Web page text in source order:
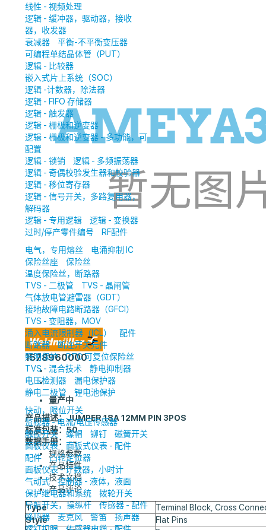
线性 - 视频处理
逻辑 - 缓冲器，驱动器，接收
器，收发器
衰减器
平衡-不平衡变压器
可编程单结晶体管（PUT）
逻辑 - 比较器
嵌入式片上系统（SOC）
逻辑 -计数器，除法器
逻辑 - FIFO 存储器
逻辑 - 触发器
逻辑 - 栅极和逆变器
逻辑 - 栅极和逆变器 - 多功能，可
配置
逻辑 - 锁销
逻辑 - 多频振荡器
逻辑 - 奇偶校验发生器和校验器
逻辑 - 移位寄存器
逻辑 - 信号开关，多路复用器，
解码器
逻辑 - 专用逻辑
逻辑 - 变换器
过时/停产零件编号
RF配件
电气，专用熔丝
电涌抑制 IC
保险丝座
保险丝
温度保险丝，断路器
TVS - 二极管
TVS - 晶闸管
气体放电管避雷器（GDT）
接地故障电路断路器（GFCI）
TVS - 变阻器，MOV
涌入电流限制器（ICL）
配件
断路器
断连开关元件
照明保护
PTC 可复位保险丝
TVS - 混合技术
静电抑制器
电压检测器
漏电保护器
静电二极管
锂电池保护
快动，限位开关
监视器 - 电流/电压传感器
触摸开关
螺帽 铆钉
磁簧开关
面板仪表
面板式仪表 - 配件
配件
凸轮定位器
面板仪表 - 计数器，小时计
气动式
控制器 - 液体，液面
保护继电器和系统
拨轮开关
导航开关，操纵杆
传感器 - 配件
蜂鸣器
麦克风 警笛
扬声器
1578960000
量产中
产品描述：JUMPER 18A 12MM PIN 3POS
标准包装：50
数据手册： --
规格参数
产品特性
技术文档
产品评论
Type
Terminal Block, Cross
Style
Flat Pins